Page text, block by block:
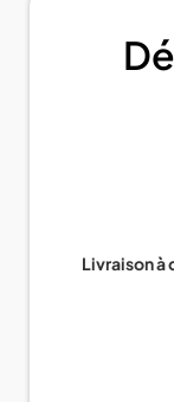
Livraison à